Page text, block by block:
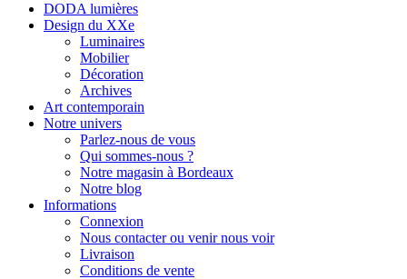
DODA lumières
Design du XXe
Luminaires
Mobilier
Décoration
Archives
Art contemporain
Notre univers
Parlez-nous de vous
Qui sommes-nous ?
Notre magasin à Bordeaux
Notre blog
Informations
Connexion
Nous contacter ou venir nous voir
Livraison
Conditions de vente